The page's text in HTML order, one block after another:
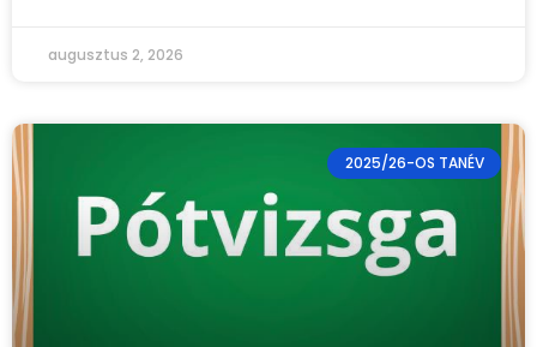
augusztus 2, 2026
2025/26-OS TANÉV